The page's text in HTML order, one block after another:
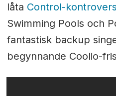
låta Control-
Swimming Pools och
fantastisk backup
begynnande Coolio-